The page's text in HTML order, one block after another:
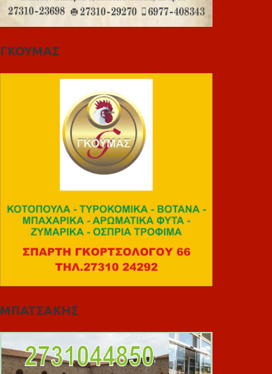
ΓΚΟΥΜΑΣ
ΜΠΑΤΣΑΚΗΣ